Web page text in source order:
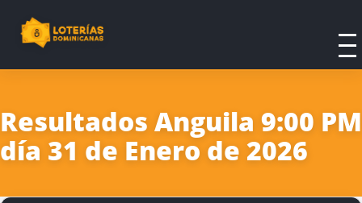
Resultados Anguila 9:00 PM
día 31 de Enero de 2026